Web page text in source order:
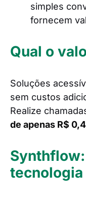
simples
fornecem
Qual o
Soluções
sem custos
Realize
de apenas R$
tecnologia